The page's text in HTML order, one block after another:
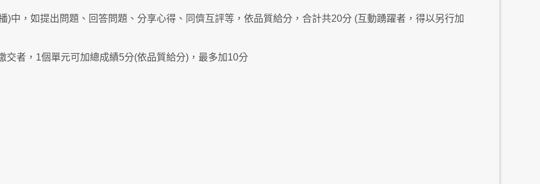
)中，如提出問題、回答問題、分享心得、同儕互評等，依品質給分，合計共20分 (互動踴躍者，得以另行加
交者，1個單元可加總成績5分(依品質給分)，最多加10分